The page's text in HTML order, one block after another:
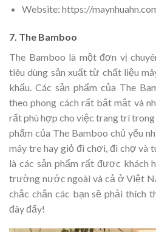
Website: https://
7. The Bamboo
The Bamboo là một đơn vị
tiêu dùng sản xuất từ chất liệu
khẩu. Các sản phẩm của The
theo phong cách rất bắt mắt và
rất phù hợp cho việc trang trí trong
phẩm của The Bamboo chủ yếu
mây tre hay giỏ đi chơi, đi chợ và
là các sản phẩm rất được khách
trường nước ngoài và cả ở Việt
chắc chắn các bạn sẽ phải thích
đây đấy!